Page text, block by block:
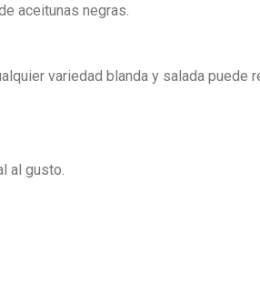
aceitunas negras.
variedad blanda y salada puede
al gusto.